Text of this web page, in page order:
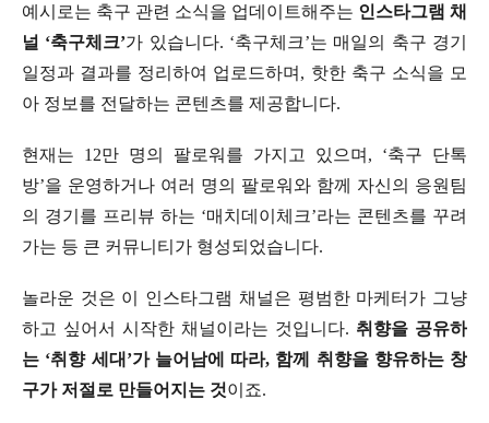
예시로는 축구 관련 소식을 업데이트해주는 인스타그램 채
널 ‘축구체크’가 있습니다. ‘축구체크’는 매일의 축구 경기
일정과 결과를 정리하여 업로드하며, 핫한 축구 소식을 모
아 정보를 전달하는 콘텐츠를 제공합니다.
현재는 12만 명의 팔로워를 가지고 있으며, ‘축구 단톡
방’을 운영하거나 여러 명의 팔로워와 함께 자신의 응원팀
의 경기를 프리뷰 하는 ‘매치데이체크’라는 콘텐츠를 꾸려
가는 등 큰 커뮤니티가 형성되었습니다.
놀라운 것은 이 인스타그램 채널은 평범한 마케터가 그냥
하고 싶어서 시작한 채널이라는 것입니다. 취향을 공유하
는 ‘취향 세대’가 늘어남에 따라, 함께 취향을 향유하는 창
구가 저절로 만들어지는 것이죠.